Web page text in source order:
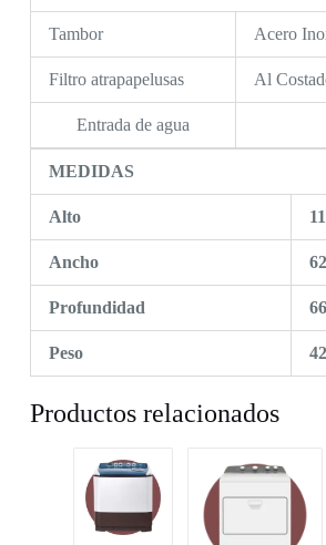
Tambor Acero
Filtro atrapapelusas Al
Entrada de agua
MEDIDAS
Alto
Ancho
Profundidad
Peso
Productos relacionados